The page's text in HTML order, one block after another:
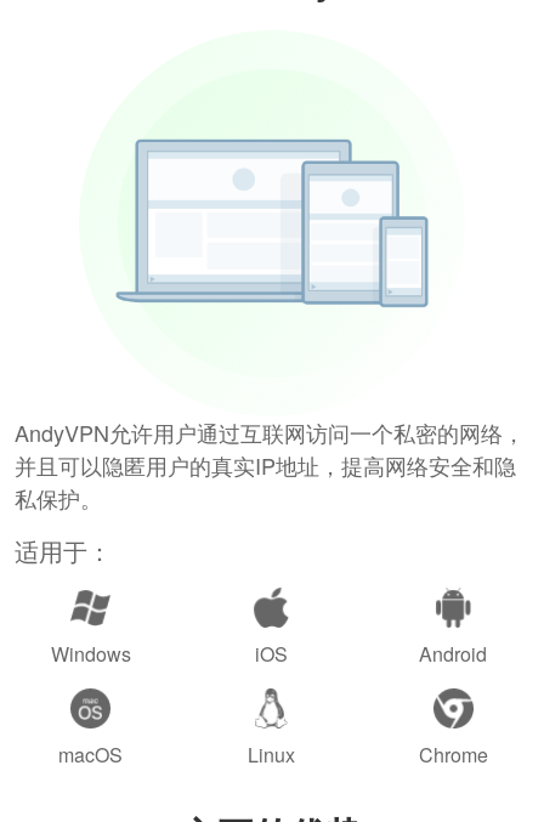
AndyVPN允许用户通过互联网访问一个私密的网络，
并且可以隐匿用户的真实IP地址，提高网络安全和隐
私保护。
适用于：
Windows iOS Android
macOS Linux Chrome